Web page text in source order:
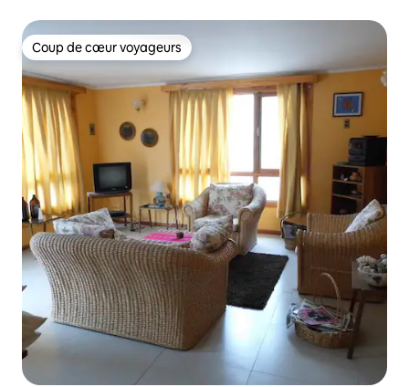
Coup de cœur voyageurs
Coup de cœur voyageurs